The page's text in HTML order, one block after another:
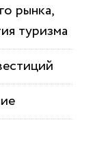
рынка,
туризма